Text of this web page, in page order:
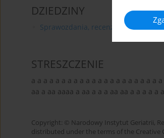
DZIEDZINY
Sprawozdania, recenzje książek,
STRESZCZENIE
a a a a a a a a a a a a a a a a a a a a a
aa a aa aaaa a aa a a a aa aa a a a a a
Copyright: © Narodowy Instytut Geriatrii,
distributed under the terms of the Creative